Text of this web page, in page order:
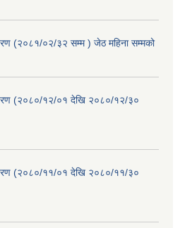
(२०८१/०२/३२ सम्म ) जेठ महिना सम्मको
(२०८०/१२/०१ देखि २०८०/१२/३०
(२०८०/११/०१ देखि २०८०/११/३०